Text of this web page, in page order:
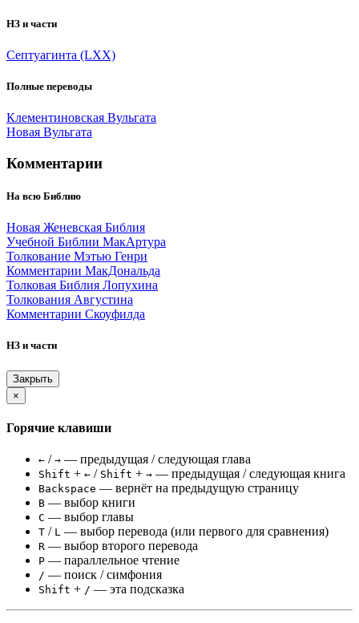
НЗ и части
Септуагинта (LXX)
Полные переводы
Клементиновская Вульгата
Новая Вульгата
Комментарии
На всю Библию
Новая Женевская Библия
Учебной Библии МакАртура
Толкование Мэтью Генри
Комментарии МакДональда
Толковая Библия Лопухина
Толкования Августина
Комментарии Скоуфилда
НЗ и части
Закрыть
×
Горячие клавиши
← / → — предыдущая / следующая глава
Shift + ← / Shift + → — предыдущая / следующая книга
Backspace — вернёт на предыдущую страницу
B — выбор книги
C — выбор главы
T / L — выбор перевода (или первого для сравнения)
R — выбор второго перевода
P — параллельное чтение
/ — поиск / симфония
Shift + / — эта подсказка